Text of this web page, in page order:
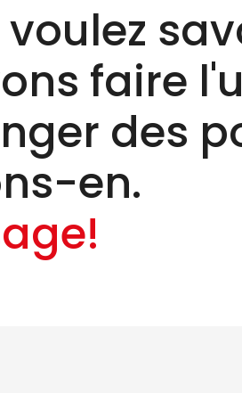
faire
des
en.